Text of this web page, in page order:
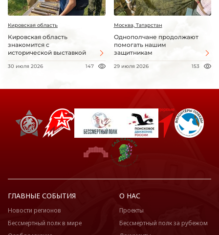
Кировская область
Кировская область
знакомится с
исторической выставкой
30 июля 2026 147
Москва, Татарстан
Однополчане продолжают
помогать нашим
защитникам
29 июля 2026 153
ГЛАВНЫЕ СОБЫТИЯ
Новости регионов
Бессмертный полк в мире
О НАС
Проекты
Бессмертный полк за рубежом